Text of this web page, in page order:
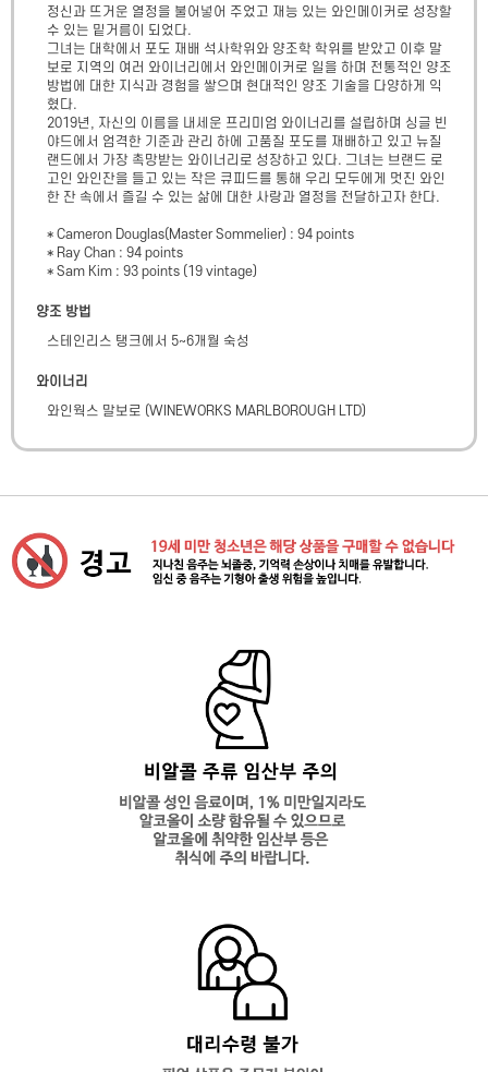
정신과 뜨거운 열정을 불어넣어 주었고 재능 있는 와인메이커로 성장할
수 있는 밑거름이 되었다.
그녀는 대학에서 포도 재배 석사학위와 양조학 학위를 받았고 이후 말
보로 지역의 여러 와이너리에서 와인메이커로 일을 하며 전통적인 양조
방법에 대한 지식과 경험을 쌓으며 현대적인 양조 기술을 다양하게 익
혔다.
2019년, 자신의 이름을 내세운 프리미엄 와이너리를 설립하며 싱글 빈
야드에서 엄격한 기준과 관리 하에 고품질 포도를 재배하고 있고 뉴질
랜드에서 가장 촉망받는 와이너리로 성장하고 있다. 그녀는 브랜드 로
고인 와인잔을 들고 있는 작은 큐피드를 통해 우리 모두에게 멋진 와인
한 잔 속에서 즐길 수 있는 삶에 대한 사랑과 열정을 전달하고자 한다.
* Cameron Douglas(Master Sommelier) : 94 points
* Ray Chan : 94 points
* Sam Kim : 93 points (19 vintage)
양조 방법
스테인리스 탱크에서 5~6개월 숙성
와이너리
와인웍스 말보로 (WINEWORKS MARLBOROUGH LTD)